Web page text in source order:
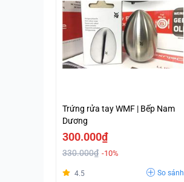
Trứng rửa tay WMF | Bếp Nam
Dương
300.000₫
330.000₫ -10%
4.5 So sánh